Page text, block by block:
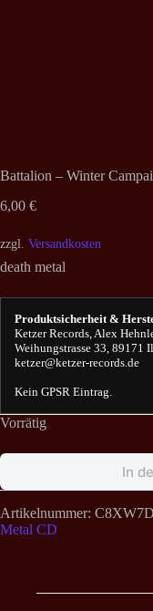
Battalion – Winter
6,00 €
zzgl. Versandkosten
death metal
Produktsicherheit &
Ketzer Records, Alex
Weihungstrasse 33, 89171
ketzer@ketzer-records.de
Kein GPSR Eintrag.
Vorrätig
In
Artikelnummer:
Metal CD